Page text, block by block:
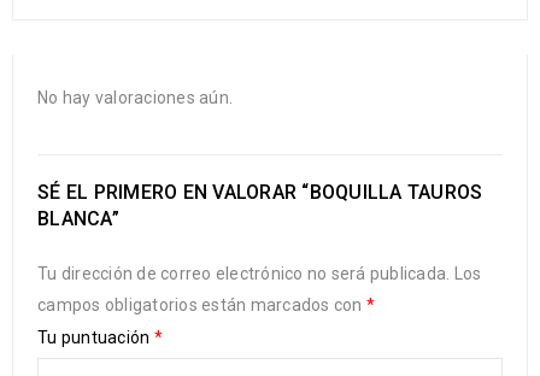
No hay valoraciones aún.
SÉ EL PRIMERO EN VALORAR “BOQUILLA TAUROS
BLANCA”
Tu dirección de correo electrónico no será publicada. Los
campos obligatorios están marcados con *
Tu puntuación *